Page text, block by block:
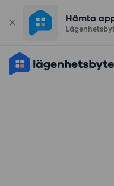
Hämta